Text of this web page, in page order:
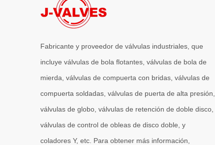
Fabricante y proveedor de válvulas industriales, que
incluye válvulas de bola flotantes, válvulas de bola de
mierda, válvulas de compuerta con bridas, válvulas de
compuerta soldadas, válvulas de puerta de alta presión,
válvulas de globo, válvulas de retención de doble disco,
válvulas de control de obleas de disco doble, y
coladores Y, etc. Para obtener más información,